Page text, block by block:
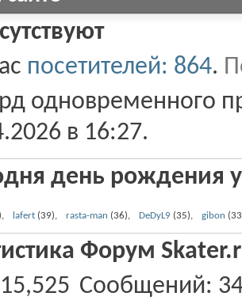
посетителей: 864.
одновременного
в 16:27.
день рождения у
lafert (39) rasta-man (36) DeDyL9 (35) gibon
Форум
15,525 Сообщений